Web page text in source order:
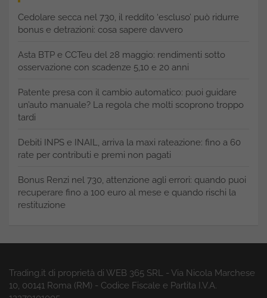
Cedolare secca nel 730, il reddito ‘escluso’ può ridurre
bonus e detrazioni: cosa sapere davvero
Asta BTP e CCTeu del 28 maggio: rendimenti sotto
osservazione con scadenze 5,10 e 20 anni
Patente presa con il cambio automatico: puoi guidare
un’auto manuale? La regola che molti scoprono troppo
tardi
Debiti INPS e INAIL, arriva la maxi rateazione: fino a 60
rate per contributi e premi non pagati
Bonus Renzi nel 730, attenzione agli errori: quando puoi
recuperare fino a 100 euro al mese e quando rischi la
restituzione
Trading.it di proprietà di WEB 365 SRL - Via Nicola Marchese
10, 00141 Roma (RM) - Codice Fiscale e Partita I.V.A.